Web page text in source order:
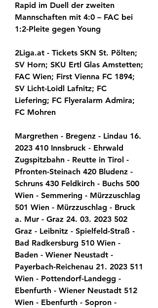
Rapid im Duell der zweiten
Mannschaften mit 4:0 – FAC bei
1:2-Pleite gegen Young
2Liga.at - Tickets SKN St. Pölten;
SV Horn; SKU Ertl Glas Amstetten;
FAC Wien; First Vienna FC 1894;
SV Licht-Loidl Lafnitz; FC
Liefering; FC Flyeralarm Admira;
FC Mohren
Margrethen - Bregenz - Lindau 16.
2023 410 Innsbruck - Ehrwald
Zugspitzbahn - Reutte in Tirol -
Pfronten-Steinach 420 Bludenz -
Schruns 430 Feldkirch - Buchs 500
Wien - Semmering - Mürzzuschlag
501 Wien - Mürzzuschlag - Bruck
a. Mur - Graz 24. 03. 2023 502
Graz - Leibnitz - Spielfeld-Straß -
Bad Radkersburg 510 Wien -
Baden - Wiener Neustadt -
Payerbach-Reichenau 21. 2023 511
Wien - Pottendorf-Landegg -
Ebenfurth - Wiener Neustadt 512
Wien - Ebenfurth - Sopron -